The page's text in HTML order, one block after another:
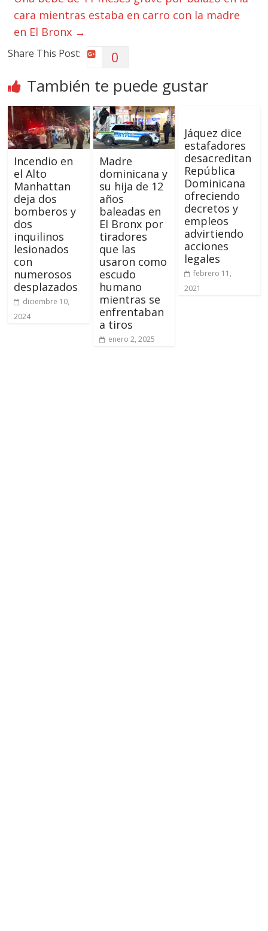
cara mientras estaba en carro con la madre
en El Bronx →
Share This Post: 0
También te puede gustar
Incendio en
el Alto
Manhattan
deja dos
bomberos y
dos
inquilinos
lesionados
con
numerosos
desplazados
diciembre 10,
2024
Madre
dominicana y
su hija de 12
años
baleadas en
El Bronx por
tiradores
que las
usaron como
escudo
humano
mientras se
enfrentaban
a tiros
enero 2, 2025
Jáquez dice
estafadores
desacreditan
República
Dominicana
ofreciendo
decretos y
empleos
advirtiendo
acciones
legales
febrero 11,
2021